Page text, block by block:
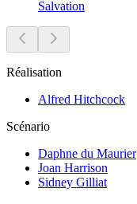
Salvation
Réalisation
Alfred Hitchcock
Scénario
Daphne du Maurier
Joan Harrison
Sidney Gilliat